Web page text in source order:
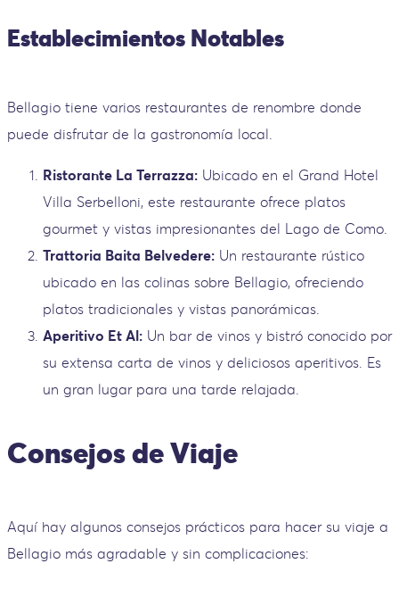
Establecimientos Notables
Bellagio tiene varios restaurantes de renombre donde
puede disfrutar de la gastronomía local.
Ristorante La Terrazza: Ubicado en el Grand Hotel
Villa Serbelloni, este restaurante ofrece platos
gourmet y vistas impresionantes del Lago de Como.
Trattoria Baita Belvedere: Un restaurante rústico
ubicado en las colinas sobre Bellagio, ofreciendo
platos tradicionales y vistas panorámicas.
Aperitivo Et Al: Un bar de vinos y bistró conocido por
su extensa carta de vinos y deliciosos aperitivos. Es
un gran lugar para una tarde relajada.
Consejos de Viaje
Aquí hay algunos consejos prácticos para hacer su viaje a
Bellagio más agradable y sin complicaciones: